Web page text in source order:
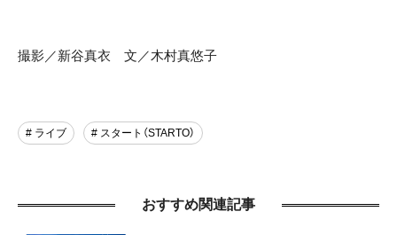
撮影／新谷真衣 文／木村真悠子
# ライブ # スタート（STARTO）
おすすめ関連記事